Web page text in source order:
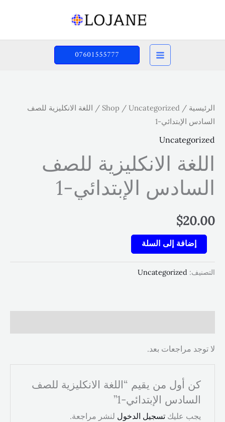
07601555777
الرئيسية/
Shop /Uncategorized
/ اللغة الانكليزية للصف
السادس الإبتدائي-1
Uncategorized
اللغة الانكليزية للصف
السادس الإبتدائي-1
$20.00
اللغة
الانكليزية
الإبتدائي-1
إضافة إلى السلة
التصنيف: Uncategorized
لا توجد مراجعات بعد.
كن أول من يقيم “اللغة الانكليزية للصف
السادس الإبتدائي-1”
يجب عليكتسجيل الدخول لنشر مراجعة.